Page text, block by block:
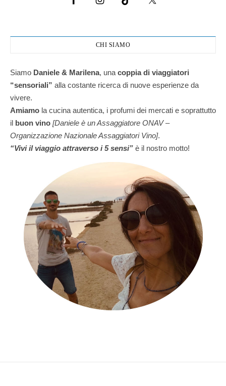
CHI SIAMO
Siamo Daniele & Marilena, una coppia di viaggiatori
“sensoriali” alla costante ricerca di nuove esperienze da
vivere.
Amiamo la cucina autentica, i profumi dei mercati e soprattutto
il buon vino [Daniele è un Assaggiatore ONAV –
Organizzazione Nazionale Assaggiatori Vino].
“Vivi il viaggio attraverso i 5 sensi” è il nostro motto!